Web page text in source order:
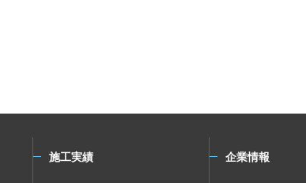
施工実績 企業情報